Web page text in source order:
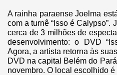
A rainha paraense Joelma
com a turnê “Isso é Calypso”.
cerca de 3 milhões de
desenvolvimento: o DVD
Agora, a artista retorna às
DVD na capital Belém do
novembro. O local escolhido